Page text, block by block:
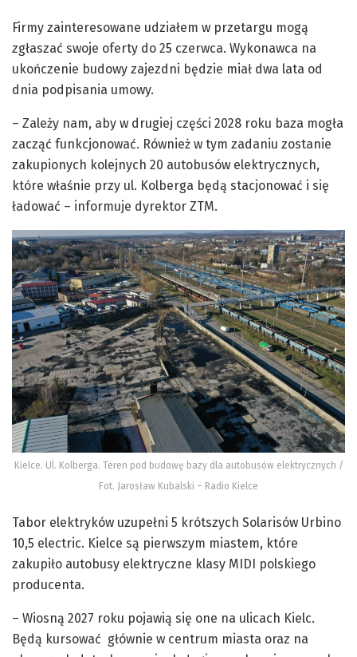
Firmy zainteresowane udziałem w przetargu mogą
zgłaszać swoje oferty do 25 czerwca. Wykonawca na
ukończenie budowy zajezdni będzie miał dwa lata od
dnia podpisania umowy.
– Zależy nam, aby w drugiej części 2028 roku baza mogła
zacząć funkcjonować. Również w tym zadaniu zostanie
zakupionych kolejnych 20 autobusów elektrycznych,
które właśnie przy ul. Kolberga będą stacjonować i się
ładować – informuje dyrektor ZTM.
Kielce. Ul. Kolberga. Teren pod budowę bazy dla autobusów elektrycznych /
Fot. Jarosław Kubalski – Radio Kielce
Tabor elektryków uzupełni 5 krótszych Solarisów Urbino
10,5 electric. Kielce są pierwszym miastem, które
zakupiło autobusy elektryczne klasy MIDI polskiego
producenta.
– Wiosną 2027 roku pojawią się one na ulicach Kielc.
Będą kursować głównie w centrum miasta oraz na